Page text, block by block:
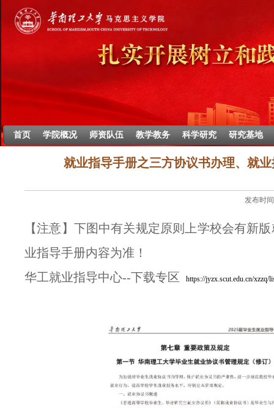
首页 学院概况 师资队伍 教学教务 科学研究 研究基地
就业指导手册之三方协议书办理、就
发布时
【注意】下图中有关规定原则上学校会有新
业指导手册内容为准！
华工就业指导中心--下载专区
https://jyzx.scut.edu.cn/xzzq/